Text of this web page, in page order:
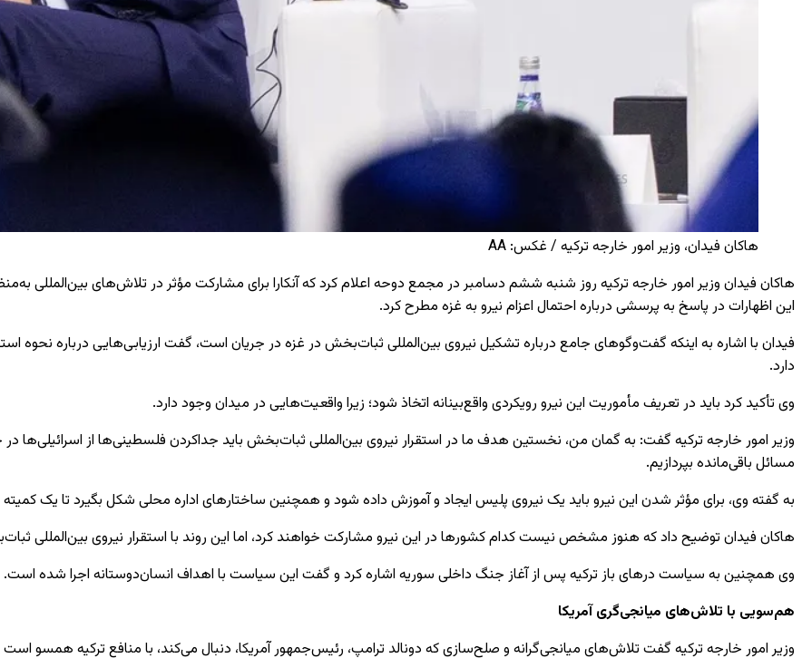
هاکان فیدان، وزیر امور خارجه ترکیه / غکس: AA
هاکان فیدان وزیر امور خارجه ترکیه روز شنبه ششم دسامبر در مجمع دوحه اعلام کرد که آنکارا برای مشارکت مؤثر در تلاش‌های بین‌المللی
این اظهارات در پاسخ به پرسشی درباره احتمال اعزام نیرو به غزه مطرح کرد.
فیدان با اشاره به اینکه گفت‌وگوهای جامع درباره تشکیل نیروی بین‌المللی ثبات‌بخش در غزه در جریان است، گفت ارزیابی‌هایی درباره نحوه
دارد.
وی تأکید کرد باید در تعریف مأموریت این نیرو رویکردی واقع‌بینانه اتخاذ شود؛ زیرا واقعیت‌هایی در میدان وجود دارد.
وزیر امور خارجه ترکیه گفت: به گمان من، نخستین هدف ما در استقرار نیروی بین‌المللی ثبات‌بخش باید جداکردن فلسطینی‌ها از
مسائل باقی‌مانده بپردازیم.
به گفته وی، برای مؤثر شدن این نیرو باید یک نیروی پلیس ایجاد و آموزش داده شود و همچنین ساختارهای اداره محلی شکل بگیرد تا یک
هاکان فیدان توضیح داد که هنوز مشخص نیست کدام کشورها در این نیرو مشارکت خواهند کرد، اما این روند با استقرار نیروی بین‌المللی
وی همچنین به سیاست درهای باز ترکیه پس از آغاز جنگ داخلی سوریه اشاره کرد و گفت این سیاست با اهداف انسان‌دوستانه اجرا شده است.
هم‌سویی با تلاش‌های میانجی‌گری آمریکا
وزیر امور خارجه ترکیه گفت تلاش‌های میانجی‌گرانه و صلح‌سازی که دونالد ترامپ، رئیس‌جمهور آمریکا، دنبال می‌کند، با منافع ترکیه همسو